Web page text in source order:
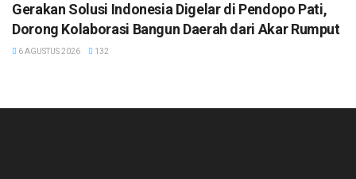
Gerakan Solusi Indonesia Digelar di Pendopo Pati,
Dorong Kolaborasi Bangun Daerah dari Akar Rumput
6 AGUSTUS 2026 132